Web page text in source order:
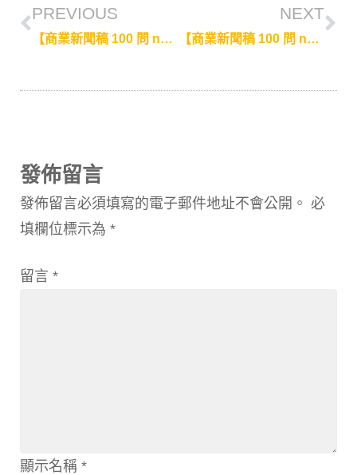
PREVIOUS
【商業新聞稿 100 問 no.18】張瑋容｜新聞稿要怎麼寫更有人味？
NEXT
【商業新聞稿 100 問 no.19】張瑋容｜ 商業新聞稿與一般新聞稿的差別？
發佈留言
發佈留言必須填寫的電子郵件地址不會公開。 必
填欄位標示為 *
留言 *
顯示名稱 *